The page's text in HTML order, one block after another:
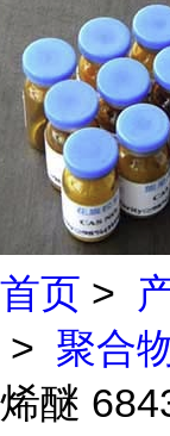
首页 >
> 聚合
烯醚